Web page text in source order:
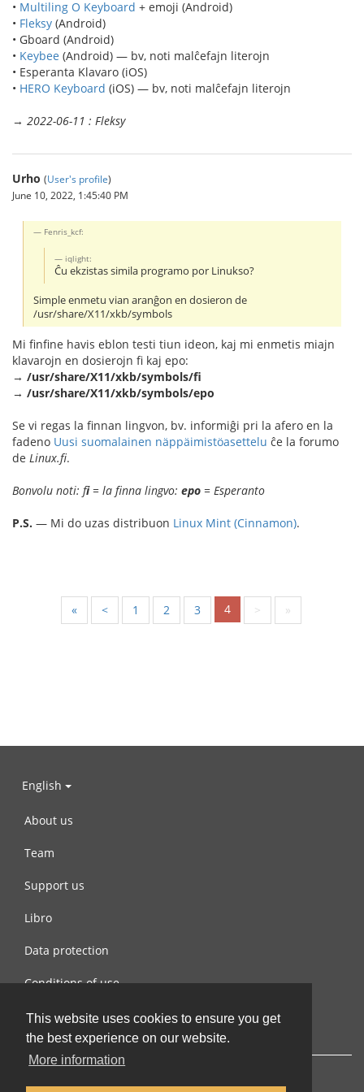
This website uses cookies to ensure you get
the best experience on our website.
More information
• Multiling O Keyboard + emoji (Android)
• Fleksy (Android)
• Gboard (Android)
• Keybee (Android) — bv, noti malĉefajn literojn
• Esperanta Klavaro (iOS)
• HERO Keyboard (iOS) — bv, noti malĉefajn literojn
→ 2022-06-11 : Fleksy
Urho (User's profile)
June 10, 2022, 1:45:40 PM
Fenris_kcf:
iqlight:
Ĉu ekzistas simila programo por Linukso?
Simple enmetu vian aranĝon en dosieron de
/usr/share/X11/xkb/symbols
Mi finfine havis eblon testi tiun ideon, kaj mi enmetis miajn
klavarojn en dosierojn fi kaj epo:
→ /usr/share/X11/xkb/symbols/fi
→ /usr/share/X11/xkb/symbols/epo
Se vi regas la finnan lingvon, bv. informiĝi pri la afero en la
fadeno Uusi suomalainen näppäimistöasettelu ĉe la forumo
de Linux.fi.
Bonvolu noti: fi= la finna lingvo: epo = Esperanto
P.S. — Mi do uzas distribuon Linux Mint (Cinnamon).
« < 1 2 3 4 > »
English
About us
Team
Support us
Libro
Data protection
Conditions of use
Contact us